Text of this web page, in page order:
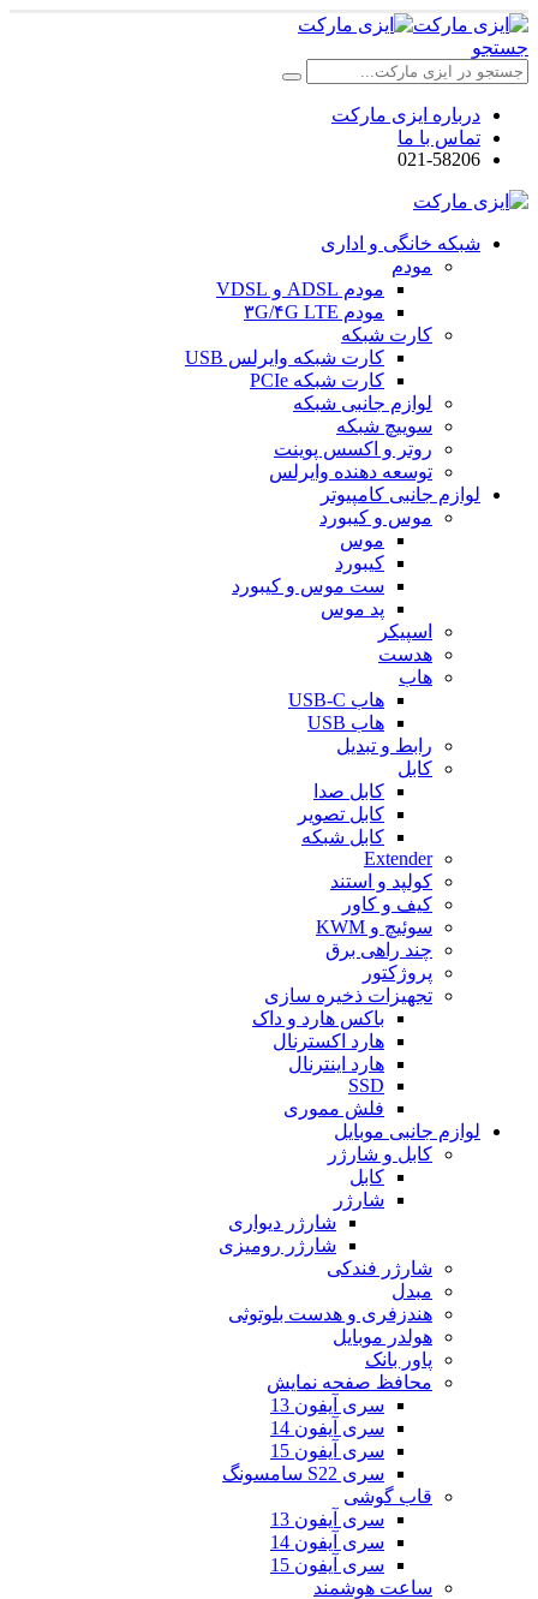
جستجو
درباره ایزی مارکت
تماس با ما
021-58206
شبکه خانگی و اداری
مودم
مودم ADSL و VDSL
مودم ۳G/۴G LTE
کارت شبکه
کارت شبکه وایرلس USB
کارت شبکه PCIe
لوازم جانبی شبکه
سوییچ شبکه
روتر و اکسس پوینت
توسعه دهنده وایرلس
لوازم جانبی کامپیوتر
موس و کیبورد
موس
کیبورد
ست موس و کیبورد
پد موس
اسپیکر
هدست
هاب
هاب USB-C
هاب USB
رابط و تبدیل
کابل
کابل صدا
کابل تصویر
کابل شبکه
Extender
کولپد و استند
کیف و کاور
سوئیچ و KWM
چند راهی برق
پروژکتور
تجهیزات ذخیره سازی
باکس هارد و داک
هارد اکسترنال
هارد اینترنال
SSD
فلش مموری
لوازم جانبی موبایل
کابل و شارژر
کابل
شارژر
شارژر دیواری
شارژر رومیزی
شارژر فندکی
مبدل
هندزفری و هدست بلوتوثی
هولدر موبایل
پاور بانک
محافظ صفحه نمایش
سری آیفون 13
سری آیفون 14
سری آیفون 15
سری S22 سامسونگ
قاب گوشی
سری آیفون 13
سری آیفون 14
سری آیفون 15
ساعت هوشمند